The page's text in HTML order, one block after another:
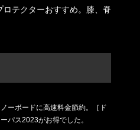
テクターおすすめ。膝、脊
ーボードに高速料金節約。［ド
パス2023がお得でした。